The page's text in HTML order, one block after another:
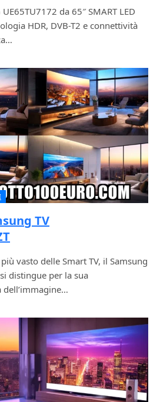
da 65″ SMART LED
HDR, DVB-T2 e connettività
TV
vasto delle Smart TV, il Samsung
distingue per la sua